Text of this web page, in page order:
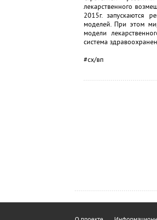
лекарственного
2015г. запускаются
моделей. При этом
модели
система
#сх/вп